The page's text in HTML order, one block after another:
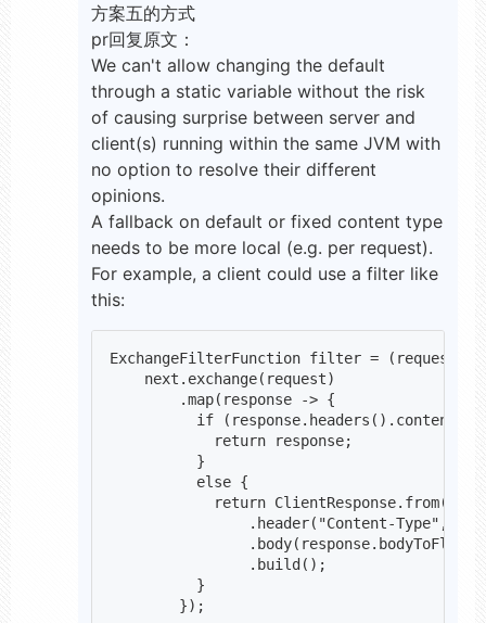
方案五的方式
pr回复原文：
We can't allow changing the default
through a static variable without the risk
of causing surprise between server and
client(s) running within the same JVM with
no option to resolve their different
opinions.
A fallback on default or fixed content type
needs to be more local (e.g. per request).
For example, a client could use a filter like
this:
ExchangeFilterFunction filter = (request,
    next.exchange(request)
        .map(response -> {
if
            return response;
          }
          else {
return
.header("Content-Type",
                .build();
          }
        });